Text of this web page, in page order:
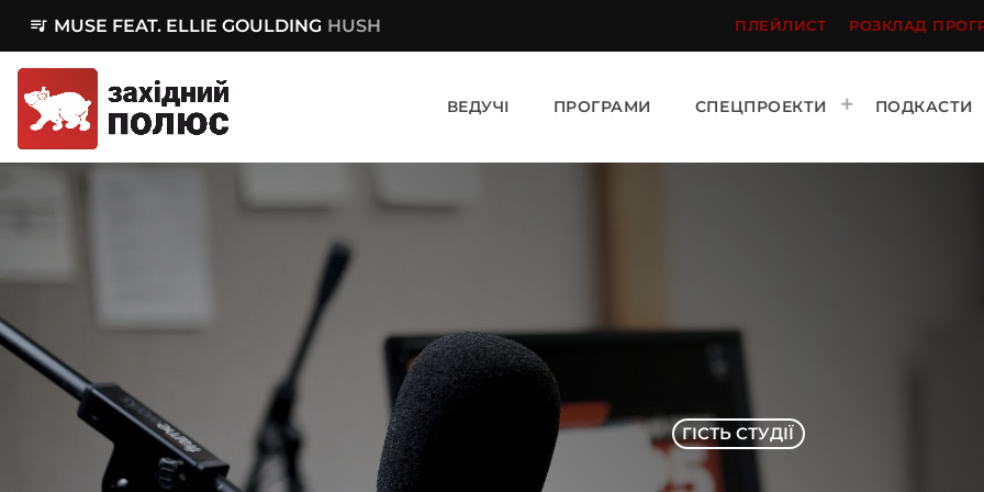
queue_music MUSE FEAT. ELLIE GOULDING HUSH ПЛЕЙЛИСТ РОЗКЛАД
ВЕДУЧІ ПРОГРАМИ СПЕЦПРОЕКТИ ПОДКАСТИ
ГІСТЬ СТУДІЇ